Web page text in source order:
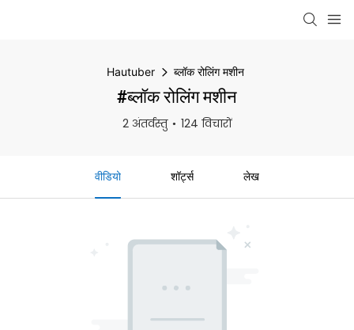
Hautuber ब्लॉक रोलिंग मशीन
#ब्लॉक रोलिंग मशीन
2 अंतर्वस्तु 124 विचारों
वीडियो शॉर्ट्स लेख